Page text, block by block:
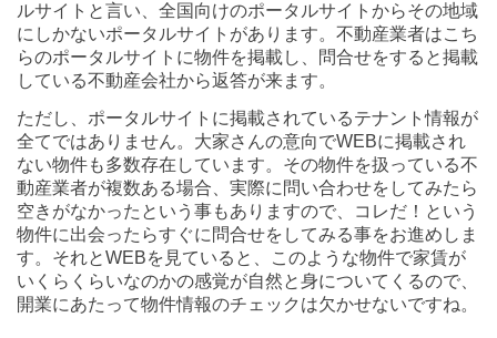
ルサイトと言い、全国向けのポータルサイトからその地域
にしかないポータルサイトがあります。不動産業者はこち
らのポータルサイトに物件を掲載し、問合せをすると掲載
している不動産会社から返答が来ます。
ただし、ポータルサイトに掲載されているテナント情報が
全てではありません。大家さんの意向でWEBに掲載され
ない物件も多数存在しています。その物件を扱っている不
動産業者が複数ある場合、実際に問い合わせをしてみたら
空きがなかったという事もありますので、コレだ！という
物件に出会ったらすぐに問合せをしてみる事をお進めしま
す。それとWEBを見ていると、このような物件で家賃が
いくらくらいなのかの感覚が自然と身についてくるので、
開業にあたって物件情報のチェックは欠かせないですね。